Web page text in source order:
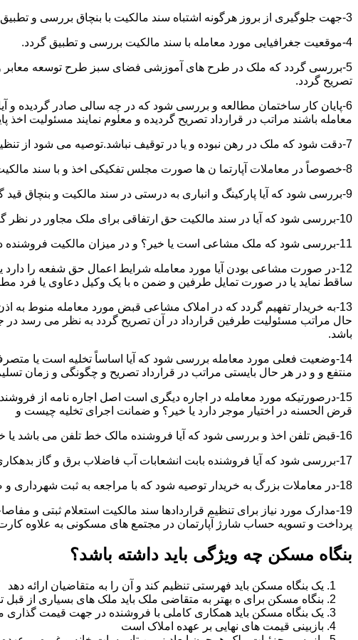
3-جهت جلوگیری از بروز هرگونه اشتباه سند مالکیت با بنچاق بررسی و تطبیق گردد.
4-موقعیت جغرافیایی مورد معامله با سند مالکیت بررسی و تطبیق گردد.
5-بررسی گردد که ملک در طرح های آموزشی فضای سبز طرح توسعه معابر و
تصریح گردد.
6-پایان کار ساختمان مطالعه و بررسی شود که در چه سالی صادر گردیده و
معامله باشند مراتب در قرارداد تصریح گردیده و معلوم نمایند مسئولیت
7-دقت شود که ملک در رهن نبوده و یا در توقیف نباشد.توصیه می شود از تنظیم معاملات املاکی که توقیف می باشند خودداری نموده و انجام معامله را منوط به رفع توقیف و فک رهن نمائید.
8-خصوصاً در معاملات آپارتما ن ها صورت مجلس تفکیکی اخذ و با سند مالکیت و بنچاق تطبیق گردد.
9-بررسی شود که آیا پارکینگ و انباری به درستی در سند مالکیت و بنچاق قید گردیده و با صورت مجلس تفکیکی انطباق دارد یا خیر؟
10-بررسی شود که آیا در سند مالکیت حق ارتفاقی برای ملک مجاور در نظر گرفته شده یاخیر؟
11-بررسی شود که ملک مشاعی است یا خیر؟ و در میزان مالکیت فروشنده دقت خاصی اعمال گردد.
12-در صورت مشاعی بودن آیا مورد معامله شرایط اعمال حق شفعه را
ساقط نماید یا در صورت تمایل طرفین و ضمن ه با یک وکیل دعاوی یا فرد
13-به خریدار تفهیم گردد که در املاک مشاعی قبض مورد معامله منوط
حال مراتب مسئولیت طرفین قرارداد در آن تصریح گردد به نظر می رسد
باشد.
14-وضعیت فعلی مورد معامله بررسی شود که آیا اساساً تخلیه است یا
منتفع و و در هر حال بایستی مراتب در قرارداد تصریح و چگونگی و زمان
15-درصورتیکه مورد معامله در اجاره دیگری است اصل اجاره نامه از
قرض الحسنه در اختیار موجر دارد یا خیر؟ و ضمانت اجرای تخلیه چیست و
16-قبض تلفن اخذ و بررسی شود که آیا فروشنده مالک خط تلفن می باشد یا خیر؟
17-بررسی شود که آیا فروشنده بابت انشعابات آب فاضلاب برق و گاز بدهکاری دارد یاخیر؟
18-در معاملات بزرگ به خریدار توصیه شود که با مراجعه به ثبت شهرداری و صحت ادعاهای فروشنده را بررسی کند.
19-مدارک مورد نیاز برای تنظیم قراردادها سند مالکیت استعلام ثبتی
پرداخت و تسویه حساب شارژ آپارتمان در مجتمع های مسکونی به علاوه
بنگاه مسکن چه ویژگی باید داشته باشد؟
یک بنگاه مسکن باید فهرستی تنظیم کند و آن را به متقاضیان ارائه دهد
بنگاه مسکن برای ه بهتر به متقاضی ملک باید ملک های بسیاری از
یک بنگاه مسکن باید همکاری کاملی با فروشنده در جهت قیمت
بازبینی قیمت های نهایی بر عهده املاک است